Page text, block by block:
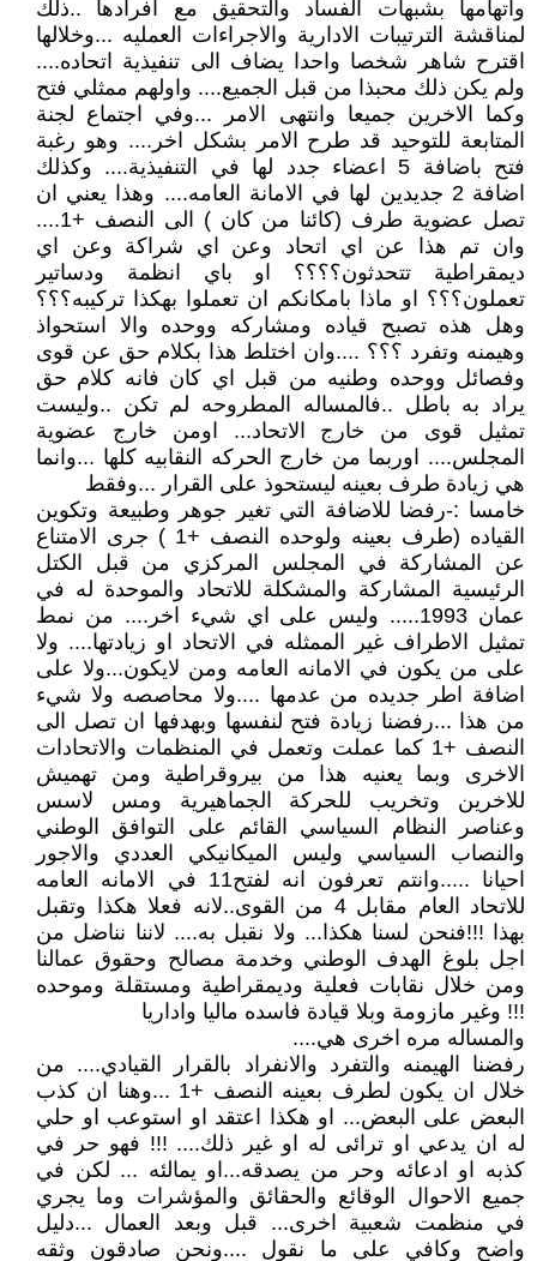
واتهامها بشبهات الفساد والتحقيق مع افرادها ..ذلك
لمناقشة الترتيبات الادارية والاجراءات العمليه ...وخلالها
اقترح شاهر شخصا واحدا يضاف الى تنفيذية اتحاده....
ولم يكن ذلك محبذا من قبل الجميع.... واولهم ممثلي فتح
وكما الاخرين جميعا وانتهى الامر ...وفي اجتماع لجنة
المتابعة للتوحيد قد طرح الامر بشكل اخر.... وهو رغبة
فتح باضافة 5 اعضاء جدد لها في التنفيذية.... وكذلك
اضافة 2 جديدين لها في الامانة العامه.... وهذا يعني ان
تصل عضوية طرف (كائنا من كان ) الى النصف +1....
وان تم هذا عن اي اتحاد وعن اي شراكة وعن اي
ديمقراطية تتحدثون؟؟؟؟ او باي انظمة ودساتير
تعملون؟؟؟ او ماذا بامكانكم ان تعملوا بهكذا تركيبه؟؟؟
وهل هذه تصبح قياده ومشاركه ووحده والا استحواذ
وهيمنه وتفرد ؟؟؟ ....وان اختلط هذا بكلام حق عن قوى
وفصائل ووحده وطنيه من قبل اي كان فانه كلام حق
يراد به باطل ..فالمساله المطروحه لم تكن ..وليست
تمثيل قوى من خارج الاتحاد... اومن خارج عضوية
المجلس.... اوربما من خارج الحركه النقابيه كلها ...وانما
هي زيادة طرف بعينه ليستحوذ على القرار ...وفقط
خامسا :-رفضا للاضافة التي تغير جوهر وطبيعة وتكوين
القياده (طرف بعينه ولوحده النصف +1 ) جرى الامتناع
عن المشاركة في المجلس المركزي من قبل الكتل
الرئيسية المشاركة والمشكلة للاتحاد والموحدة له في
عمان 1993..... وليس على اي شيء اخر.... من نمط
تمثيل الاطراف غير الممثله في الاتحاد او زيادتها.... ولا
على من يكون في الامانه العامه ومن لايكون...ولا على
اضافة اطر جديده من عدمها ....ولا محاصصه ولا شيء
من هذا ...رفضنا زيادة فتح لنفسها وبهدفها ان تصل الى
النصف +1 كما عملت وتعمل في المنظمات والاتحادات
الاخرى وبما يعنيه هذا من بيروقراطية ومن تهميش
للاخرين وتخريب للحركة الجماهيرية ومس لاسس
وعناصر النظام السياسي القائم على التوافق الوطني
والنصاب السياسي وليس الميكانيكي العددي والاجور
احيانا .....وانتم تعرفون انه لفتح11 في الامانه العامه
للاتحاد العام مقابل 4 من القوى..لانه فعلا هكذا وتقبل
بهذا !!!فنحن لسنا هكذا... ولا نقبل به.... لاننا نناضل من
اجل بلوغ الهدف الوطني وخدمة مصالح وحقوق عمالنا
ومن خلال نقابات فعلية وديمقراطية ومستقلة وموحده
!!! وغير مازومة وبلا قيادة فاسده ماليا واداريا
والمساله مره اخرى هي....
رفضنا الهيمنه والتفرد والانفراد بالقرار القيادي.... من
خلال ان يكون لطرف بعينه النصف +1 ...وهنا ان كذب
البعض على البعض... او هكذا اعتقد او استوعب او حلي
له ان يدعي او ترائى له او غير ذلك.... !!! فهو حر في
كذبه او ادعائه وحر من يصدقه...او يمالئه ... لكن في
جميع الاحوال الوقائع والحقائق والمؤشرات وما يجري
في منظمت شعبية اخرى... قبل وبعد العمال ...دليل
واضح وكافي على ما نقول ....ونحن صادقون وثقه